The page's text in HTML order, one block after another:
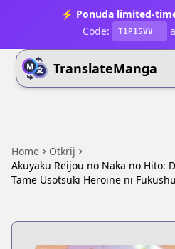
⚡ Ponuda limited-
Code:
T1P15VV
TranslateManga
Home
Otkrij
Akuyaku Reijou no Naka no Hito:
Tame Usotsuki Heroine ni